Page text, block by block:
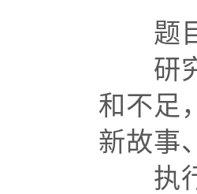
题
研究
和不足
新故事
执行